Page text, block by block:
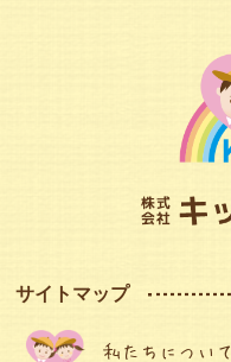
サイトマップ
私たちについて